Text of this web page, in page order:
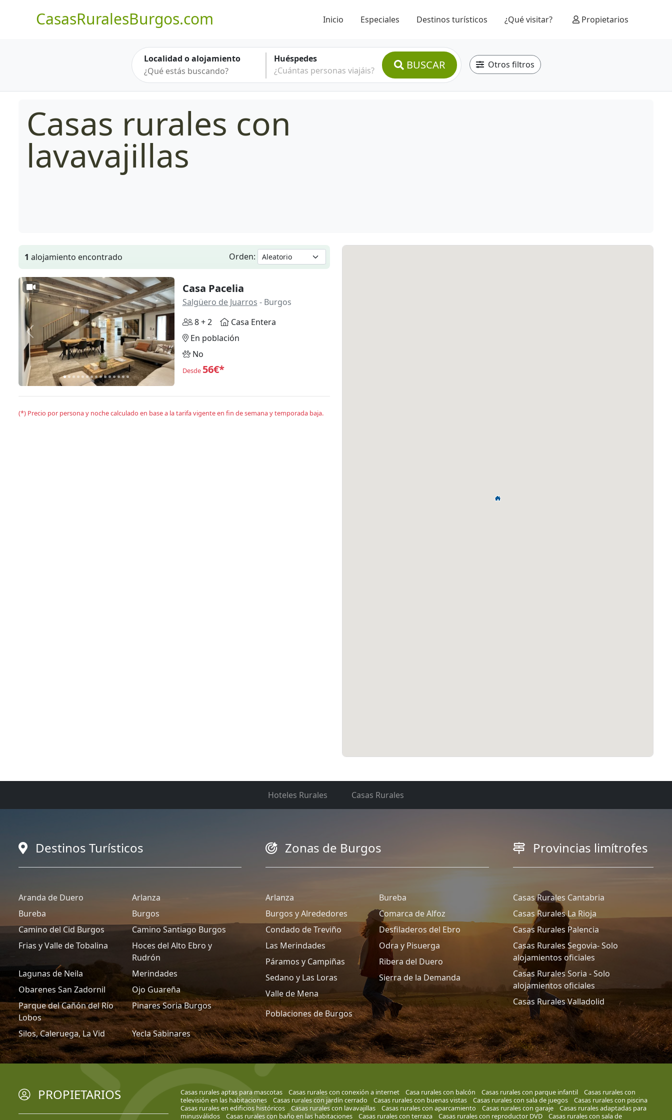
CasasRuralesBurgos.com Inicio Especiales Destinos turísticos ¿Qué visitar? Propietarios
Localidad o alojamiento
Huéspedes
¿Cuántas personas viajáis?
BUSCAR Otros filtros
Casas rurales con
lavavajillas
1 alojamiento encontrado Orden:
Anterior Siguiente
Casa Pacelia
Salgüero de Juarros - Burgos
8 + 2
Casa Entera
En población
No
Desde 56€*
(*) Precio por persona y noche calculado en base a la tarifa vigente en fin de semana y temporada baja.
Hoteles Rurales Casas Rurales
Destinos Turísticos
Aranda de Duero
Arlanza
Bureba
Burgos
Camino del Cid Burgos
Camino Santiago Burgos
Frias y Valle de Tobalina
Hoces del Alto Ebro y
Rudrón
Lagunas de Neila
Merindades
Obarenes San Zadornil
Ojo Guareña
Parque del Cañón del Río
Lobos
Pinares Soria Burgos
Silos, Caleruega, La Vid Yecla Sabinares
Zonas de Burgos
Arlanza
Bureba
Burgos y Alrededores
Comarca de Alfoz
Condado de Treviño
Desfiladeros del Ebro
Las Merindades
Odra y Pisuerga
Páramos y Campiñas
Ribera del Duero
Sedano y Las Loras
Sierra de la Demanda
Valle de Mena
Poblaciones de Burgos
Provincias limítrofes
Casas Rurales Cantabria
Casas Rurales La Rioja
Casas Rurales Palencia
Casas Rurales Segovia- Solo
alojamientos oficiales
Casas Rurales Soria - Solo
alojamientos oficiales
Casas Rurales Valladolid
PROPIETARIOS Casas rurales aptas para mascotas Casas rurales con conexión a internet Casa rurales con balcón Casas rurales con parque infantil
Casas rurales con
televisión en las habitaciones
Casas rurales con jardín cerrado Casas rurales con buenas vistas Casas rurales con sala de juegos
Casas rurales con piscina
Casas rurales en edificios históricos
Casas rurales con lavavajillas Casas rurales con aparcamiento Casas rurales con garaje
Casas rurales adaptadas para
minusválidos
Casas rurales con baño en las habitaciones Casas rurales con terraza Casas rurales con reproductor DVD
Casas rurales con sala de